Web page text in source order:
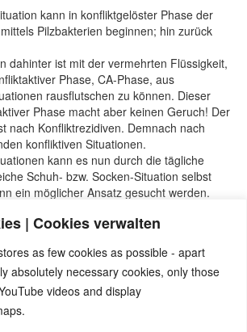
| Cookies verwalten
as few cookies as possible - apart
absolutely necessary cookies, only those
videos and display
kann in konfliktgelöster Phase der
Pilzbakterien beginnen; hin zurück
dahinter ist mit der vermehrten Flüssigkeit,
Phase, CA-Phase, aus
rausflutschen zu können. Dieser
Phase macht aber keinen Geruch! Der
nach Konfliktrezidiven. Demnach nach
konfliktiven Situationen.
kann es nun durch die tägliche
Schuh- bzw. Socken-Situation selbst
ein möglicher Ansatz gesucht werden.
Barro, nicolasbarro.de
Nicolas Barro und Marco Pfister.